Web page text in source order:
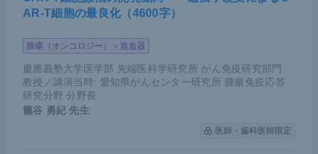
AR-T細胞の最良化（4600字）
腫瘍（オンコロジー）＞造血器
慶應義塾大学医学部 先端医科学研究所 がん免疫研究部門
教授／講演当時: 愛知県がんセンター研究所 腫瘍免疫応答
研究分野 分野長
籠谷 勇紀 先生
医師・歯科医師限定